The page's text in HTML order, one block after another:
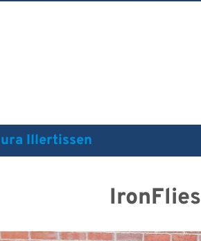
Illertissen
IronFlies